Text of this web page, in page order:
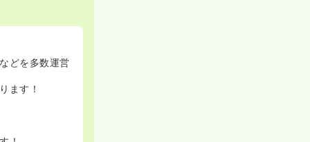
どを多数運営
ます！